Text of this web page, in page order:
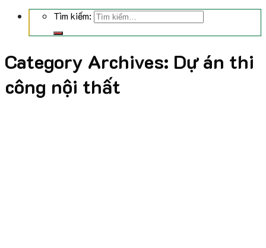
Tìm kiếm:
Category Archives: Dự án thi
công nội thất